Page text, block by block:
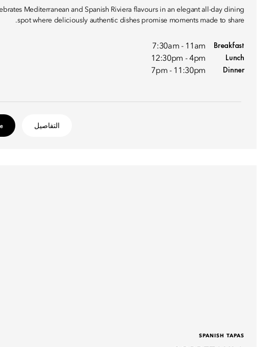
Mediterranean and Spanish Riviera flavours in an elegant all-day dining
spot where deliciously authentic dishes promise moments made to share.
Breakfast
7:30am - 11am
Lunch
12:30pm - 4pm
Dinner
7pm - 11:30pm
التفاصيل
SPANISH TAPAS